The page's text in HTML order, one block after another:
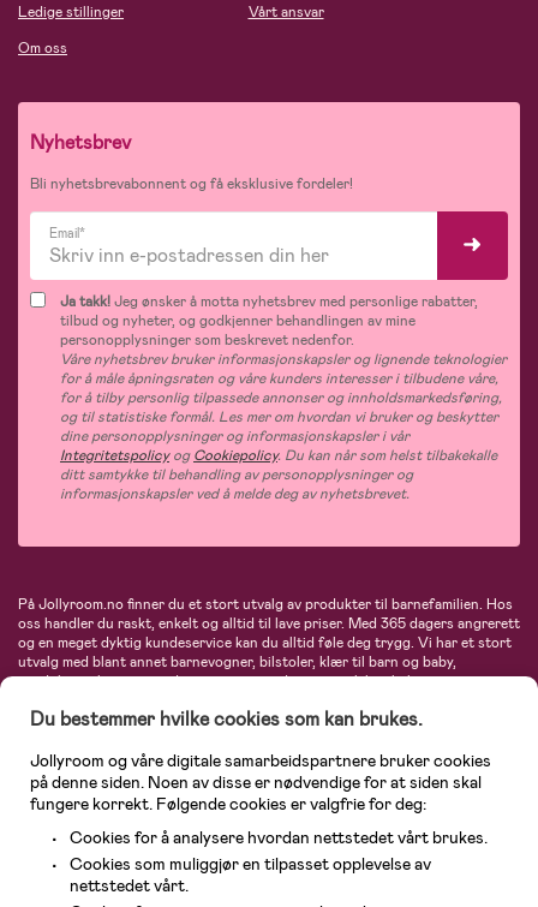
Ledige stillinger
Om oss
Vårt ansvar
Nyhetsbrev
Bli nyhetsbrevabonnent og få eksklusive fordeler!
Email*
Ja takk!Jeg ønsker å motta nyhetsbrev med personlige rabatter,
tilbud og nyheter, og godkjenner behandlingen av mine
personopplysninger som beskrevet nedenfor.
Våre nyhetsbrev bruker informasjonskapsler og lignende teknologier
for å måle åpningsraten og våre kunders interesser i tilbudene våre,
for å tilby personlig tilpassede annonser og innholdsmarkedsføring,
og til statistiske formål. Les mer om hvordan vi bruker og beskytter
dine personopplysninger og informasjonskapsler i vår
IntegritetspolicyogCookiepolicy. Du kan når som helst tilbakekalle
ditt samtykke til behandling av personopplysninger og
informasjonskapsler ved å melde deg av nyhetsbrevet.
På Jollyroom.no finner du et stort utvalg av produkter til barnefamilien. Hos
oss handler du raskt, enkelt og alltid til lave priser. Med 365 dagers angrerett
og en meget dyktig kundeservice kan du alltid føle deg trygg. Vi har et stort
utvalg med blant annet barnevogner, bilstoler, klær til barn og baby,
produkter til mor, mengder av inspirerende interiør, leker, babyustyr og mye
Maxi-Cosi, Baby Jogger, BabyBjörn, Didriksons, KidKraft, Ergobaby, Philips
største nettbutikk for barn og baby!
Du bestemmer hvilke cookies som kan brukes.
Jollyroom og våre digitale samarbeidspartnere bruker cookies
på denne siden. Noen av disse er nødvendige for at siden skal
fungere korrekt. Følgende cookies er valgfrie for deg:
Cookies for å analysere hvordan nettstedet vårt brukes.
Cookies som muliggjør en tilpasset opplevelse av
nettstedet vårt.